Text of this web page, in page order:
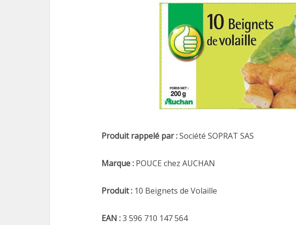
Produit rappelé par :Société SOPRAT SAS
Marque : POUCE chez AUCHAN
Produit : 10 Beignets de Volaille
EAN :3 596 710 147 564